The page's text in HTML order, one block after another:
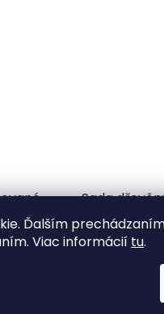
Ďalším
Viac informácií tu.
Sada